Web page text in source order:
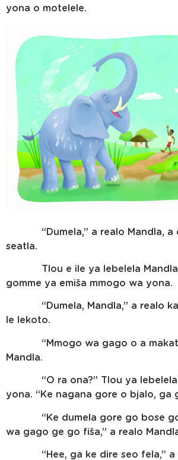
yona o motelele.
“Dumela,” a realo Mandla, a
seatla.
Tlou e ile ya lebelela Mandla
gomme ya emiša mmogo wa yona.
“Dumela, Mandla,” a realo ka
le lekoto.
“Mmogo wa gago o a
Mandla.
“O ra ona?” Tlou ya lebelela
yona. “Ke nagana gore o bjalo, ga
“Ke dumela gore go bose go
wa gago ge go fiša,” a realo
“Hee, ga ke dire seo fela,” a